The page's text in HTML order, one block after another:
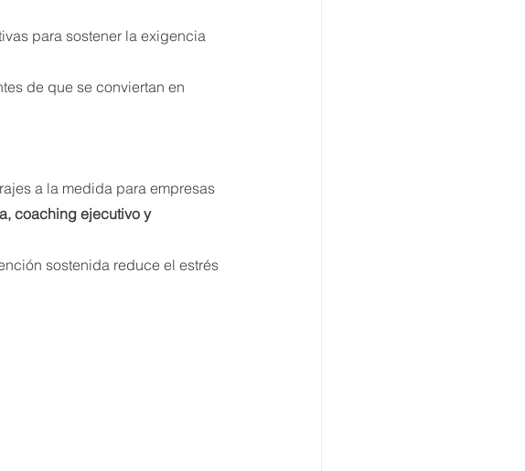
para sostener la exigencia
de que se conviertan en
a la medida para empresas
coaching ejecutivo y
sostenida reduce el estrés